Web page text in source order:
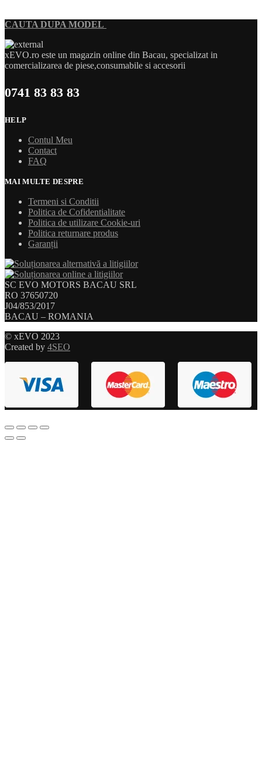
CAUTA DUPA MODEL
xEVO.ro este un magazin online din Bacau, specializat in
comercializarea de piese,consumabile si accesorii
0741 83 83 83
HELP
Contul Meu
Contact
FAQ
MAI MULTE DESPRE
Termeni si Conditii
Politica de Cofidentialitate
Politica de utilizare Cookie-uri
Politica returnare produs
Garanții
SC EVO MOTORS BACAU SRL
RO 37650720
J04/853/2017
BACAU – ROMANIA
© xEVO 2023
Created by 4SEO